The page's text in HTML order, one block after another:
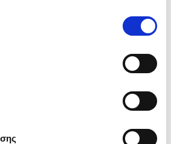
από τα παρακάτω με την
΄΄και να ενημερωθείτε σχετικά με